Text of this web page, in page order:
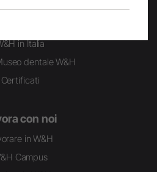
have Priority
in Italia
dentale W&H
Certificati
con noi
in W&H
Campus